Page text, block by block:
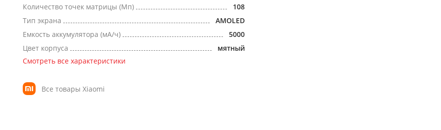
Количество точек матрицы (Мп)
108
Тип экрана
AMOLED
Емкость аккумулятора (мА/ч)
5000
Цвет корпуса
мятный
Смотреть все характеристики
Все товары Xiaomi